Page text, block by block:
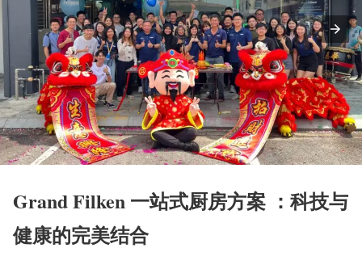
Grand Filken 一站式厨房方案 ：科技与
健康的完美结合